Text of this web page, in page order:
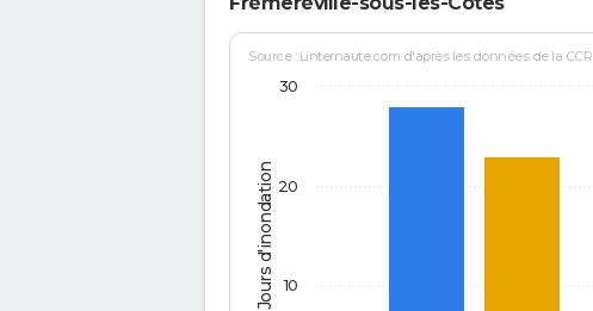
Jours d'inondation
Source : Linternaute.com d'après les données de la CCR
10
20
30